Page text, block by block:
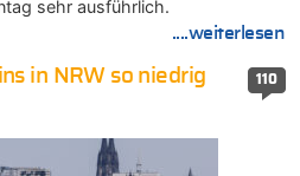
sehr ausführlich.
....weiterlesen
110
in NRW so niedrig